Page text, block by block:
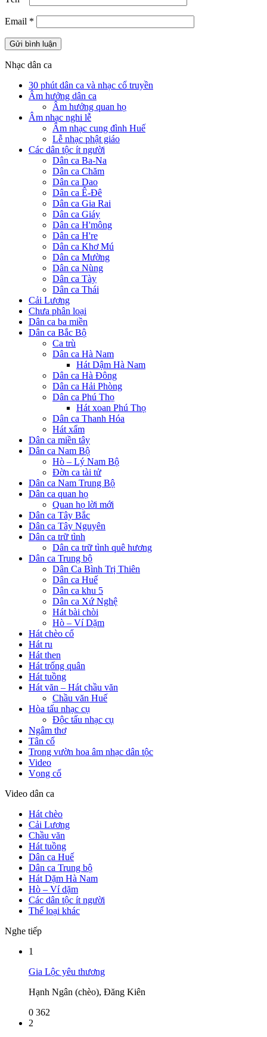
Email *
Nhạc dân ca
30 phút dân ca và nhạc cổ truyền
Âm hưởng dân ca
Âm hưởng quan họ
Âm nhạc nghi lễ
Âm nhạc cung đình Huế
Lễ nhạc phật giáo
Các dân tộc ít người
Dân ca Ba-Na
Dân ca Chăm
Dân ca Dao
Dân ca Ê-Đê
Dân ca Gia Rai
Dân ca Giáy
Dân ca H'mông
Dân ca H're
Dân ca Khơ Mú
Dân ca Mường
Dân ca Nùng
Dân ca Tày
Dân ca Thái
Cải Lương
Chưa phân loại
Dân ca ba miền
Dân ca Bắc Bộ
Ca trù
Dân ca Hà Nam
Hát Dậm Hà Nam
Dân ca Hà Đông
Dân ca Hải Phòng
Dân ca Phú Thọ
Hát xoan Phú Thọ
Dân ca Thanh Hóa
Hát xẩm
Dân ca miền tây
Dân ca Nam Bộ
Hò – Lý Nam Bộ
Đờn ca tài tử
Dân ca Nam Trung Bộ
Dân ca quan họ
Quan họ lời mới
Dân ca Tây Bắc
Dân ca Tây Nguyên
Dân ca trữ tình
Dân ca trữ tình quê hương
Dân ca Trung bộ
Dân Ca Bình Trị Thiên
Dân ca Huế
Dân ca khu 5
Dân ca Xứ Nghệ
Hát bài chòi
Hò – Ví Dặm
Hát chèo cổ
Hát ru
Hát then
Hát trống quân
Hát tuồng
Hát văn – Hát chầu văn
Chầu văn Huế
Hòa tấu nhạc cụ
Độc tấu nhạc cụ
Ngâm thơ
Tân cổ
Trong vườn hoa âm nhạc dân tộc
Video
Vọng cổ
Video dân ca
Hát chèo
Cải Lương
Chầu văn
Hát tuồng
Dân ca Huế
Dân ca Trung bộ
Hát Dặm Hà Nam
Hò – Ví dặm
Các dân tộc ít người
Thể loại khác
Nghe tiếp
1
Gia Lộc yêu thương
Hạnh Ngân (chèo), Đăng Kiên
0 362
2